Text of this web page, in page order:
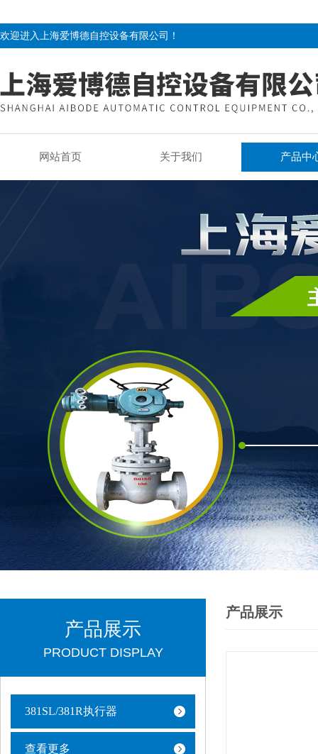
欢迎进入上海爱博德自控设备有限公司！
网站首页 关于我们 产品中
产品展示
PRODUCT DISPLAY
381SL/381R执行器
查看更多
产品展示